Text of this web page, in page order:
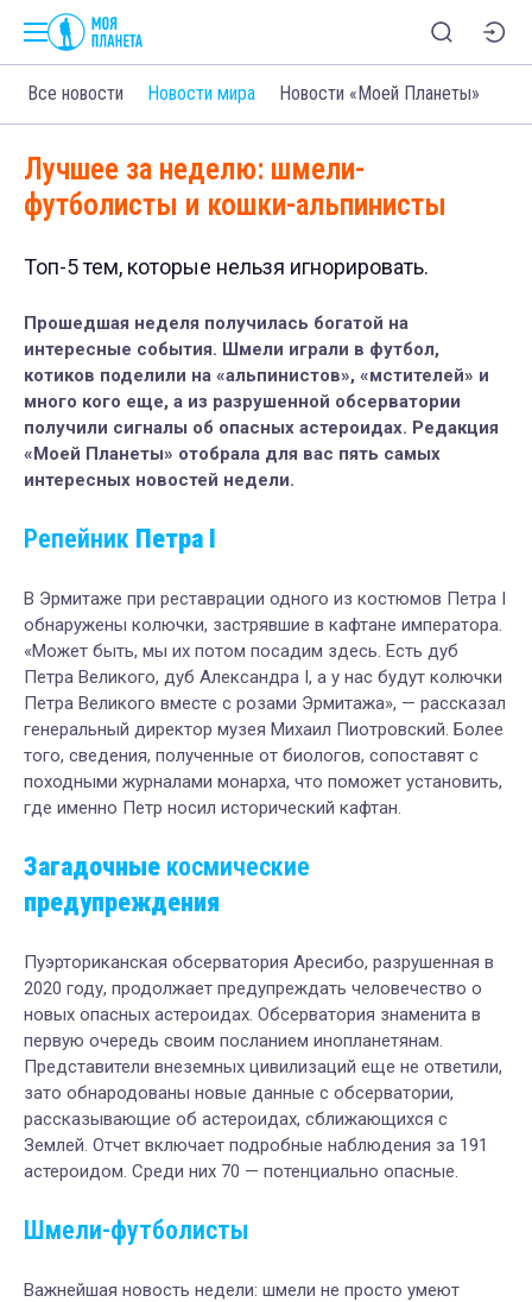
Все новости Новости мира Новости «Моей Планеты»
Лучшее за неделю: шмели-
футболисты и кошки-альпинисты
Топ-5 тем, которые нельзя игнорировать.
Прошедшая неделя получилась богатой на
интересные события. Шмели играли в футбол,
котиков поделили на «альпинистов», «мстителей» и
много кого еще, а из разрушенной обсерватории
получили сигналы об опасных астероидах. Редакция
«Моей Планеты» отобрала для вас пять самых
интересных новостей недели.
Репейник Петра I
В Эрмитаже при реставрации одного из костюмов Петра I
обнаружены колючки, застрявшие в кафтане императора.
«Может быть, мы их потом посадим здесь. Есть дуб
Петра Великого, дуб Александра I, а у нас будут колючки
Петра Великого вместе с розами Эрмитажа», — рассказал
генеральный директор музея Михаил Пиотровский. Более
того, сведения, полученные от биологов, сопоставят с
походными журналами монарха, что поможет установить,
где именно Петр носил исторический кафтан.
Загадочные космические
предупреждения
Пуэрториканская обсерватория Аресибо, разрушенная в
2020 году, продолжает предупреждать человечество о
новых опасных астероидах. Обсерватория знаменита в
первую очередь своим посланием инопланетянам.
Представители внеземных цивилизаций еще не ответили,
зато обнародованы новые данные с обсерватории,
рассказывающие об астероидах, сближающихся с
Землей. Отчет включает подробные наблюдения за 191
астероидом. Среди них 70 — потенциально опасные.
Шмели-футболисты
Важнейшая новость недели: шмели не просто умеют